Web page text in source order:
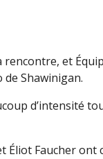
et
de Shawinigan.
d’intensité
Faucher ont